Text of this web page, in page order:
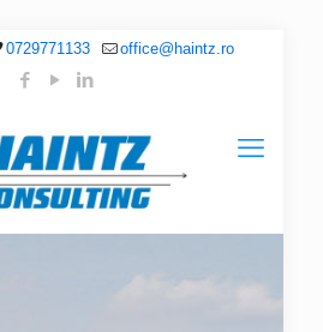
0729771133 office@haintz.ro